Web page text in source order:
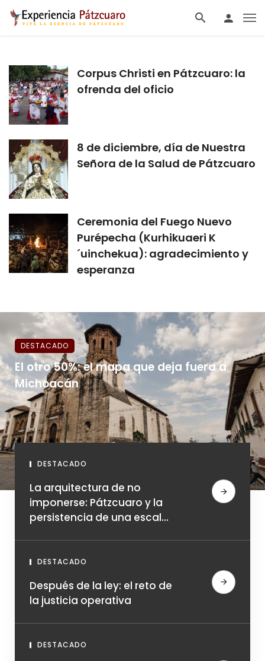
Corpus Christi en Pátzcuaro: la
ofrenda del oficio
8 de diciembre, día de Nuestra
Señora de la Salud de Pátzcuaro
Ceremonia del Fuego Nuevo
Purépecha (Kurhikuaeri K
´uinchekua): agradecimiento y
esperanza
DESTACADO
El otro 50%: el mapa que deja fuera a
Michoacán
DESTACADO
La arquitectura de no
imponerse: Pátzcuaro y la
persistencia de una escala
DESTACADO
Después de la ley: el reto de
la justicia operativa
DESTACADO